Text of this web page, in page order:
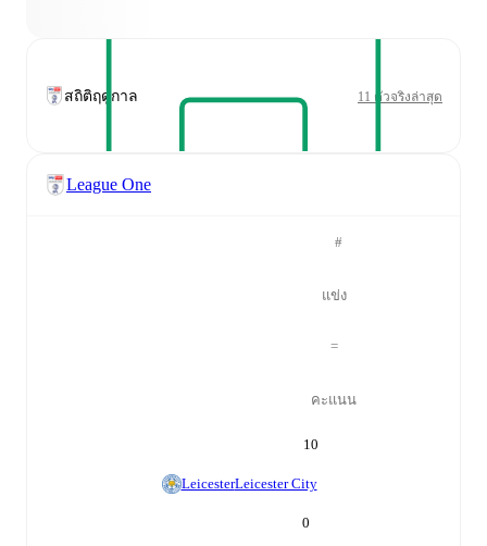
สถิติฤดูกาล 11 ตัวจริงล่าสุด
League One
#
แข่ง
=
คะแนน
10
LeicesterLeicester City
0